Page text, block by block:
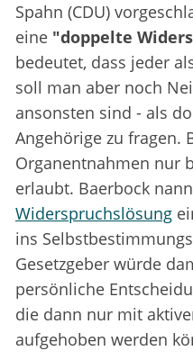
Spahn (CDU)
eine "doppelte
bedeutet, dass jeder
soll man aber noch
ansonsten sind - als
Angehörige zu fragen.
Organentnahmen nur
erlaubt. Baerbock
Widerspruchslösung
ins
Gesetzgeber würde
persönliche
die dann nur mit
aufgehoben werden